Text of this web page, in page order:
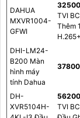
DAHUA
MXVR1004-
GFWI
TVI
Thêm
DHI-LM24-
B200 Màn
hình máy
tính Dahua
DH-
XVR5104H-
TVI